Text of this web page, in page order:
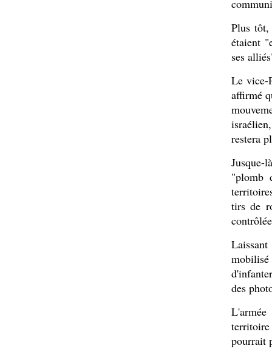
Plus
étaient
ses
Le vice-
affirmé
restera
"plomb
tirs de
des
pourrait